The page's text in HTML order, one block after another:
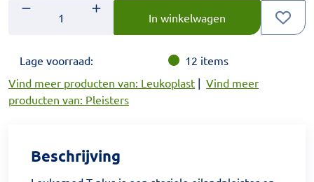
Aantal
Voer het gewenste aantal in.
In winkelwagen
Lage voorraad: 12 items
Vind meer producten van: Leukoplast | Vind meer
producten van: Pleisters
Beschrijving